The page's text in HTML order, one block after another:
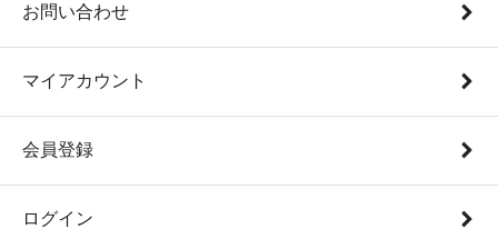
お問い合わせ
マイアカウント
会員登録
ログイン